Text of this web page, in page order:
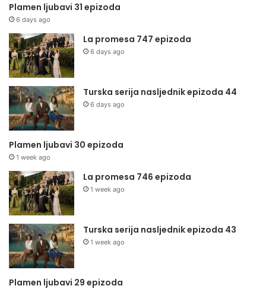
Plamen ljubavi 31 epizoda
6 days ago
La promesa 747 epizoda
6 days ago
Turska serija nasljednik epizoda 44
6 days ago
Plamen ljubavi 30 epizoda
1 week ago
La promesa 746 epizoda
1 week ago
Turska serija nasljednik epizoda 43
1 week ago
Plamen ljubavi 29 epizoda